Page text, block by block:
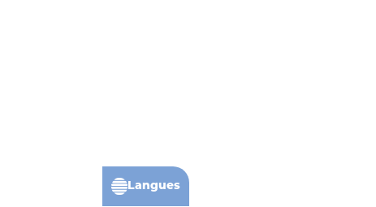
Langues